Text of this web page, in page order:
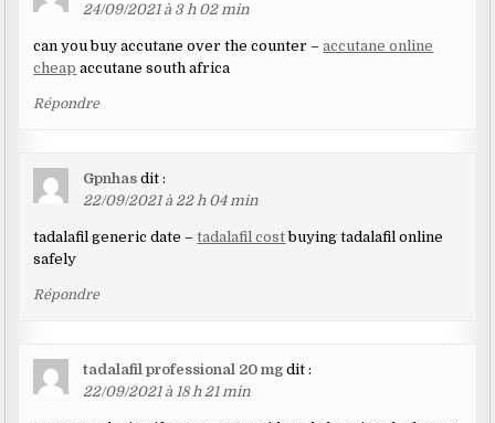
24/09/2021 à 3 h 02 min
can you buy accutane over the counter –accutane online
cheap accutane south africa
Répondre
Gpnhas dit :
22/09/2021 à 22 h 04 min
tadalafil generic date –tadalafil costbuying tadalafil online
safely
Répondre
tadalafil professional 20 mg dit :
22/09/2021 à 18 h 21 min